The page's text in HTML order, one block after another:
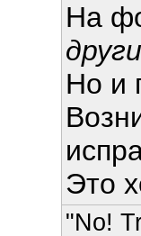
На
Но и
Это
"No!